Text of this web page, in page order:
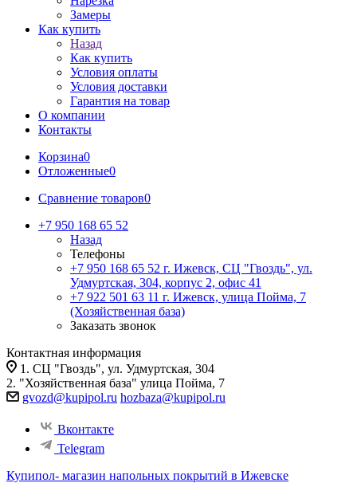
Замеры
Как купить
Назад
Как купить
Условия оплаты
Условия доставки
Гарантия на товар
О компании
Контакты
Корзина0
Отложенные0
Сравнение товаров0
+7 950 168 65 52
Назад
Телефоны
+7 950 168 65 52 г. Ижевск, СЦ "Гвоздь", ул.
Удмуртская, 304, корпус 2, офис 41
+7 922 501 63 11 г. Ижевск, улица Пойма, 7
(Хозяйственная база)
Заказать звонок
Контактная информация
1. СЦ "Гвоздь", ул. Удмуртская, 304
2. "Хозяйственная база" улица Пойма, 7
gvozd@kupipol.ru hozbaza@kupipol.ru
Вконтакте
Telegram
Купипол- магазин напольных покрытий в Ижевске